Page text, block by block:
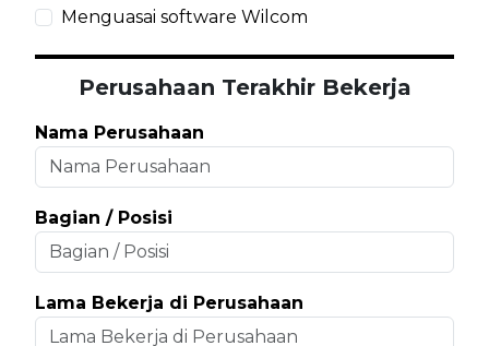
Menguasai software Wilcom
Perusahaan Terakhir Bekerja
Nama Perusahaan
Bagian / Posisi
Lama Bekerja di Perusahaan